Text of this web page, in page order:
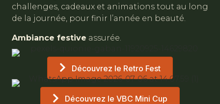
challenges, cadeaux et animations tout au long
de la journée, pour finir l’année en beauté.
Ambiance festive assurée.
Découvrez le Retro Fest
Découvrez le VBC Mini Cup